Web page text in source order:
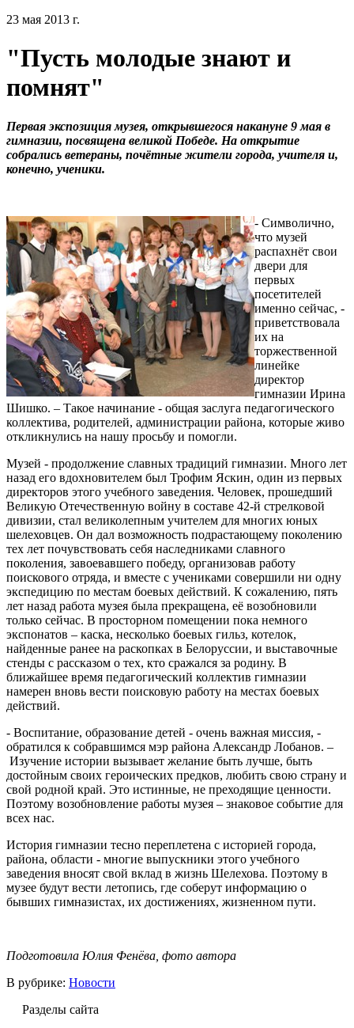
23 мая 2013 г.
"Пусть молодые знают и
помнят"
Первая экспозиция музея, открывшегося накануне 9 мая в
гимназии, посвящена великой Победе. На открытие
собрались ветераны, почётные жители города, учителя и,
конечно, ученики.
- Символично,
что музей
распахнёт свои
двери для
первых
посетителей
именно сейчас, -
приветствовала
их на
торжественной
линейке
директор
гимназии Ирина
Шишко. – Такое начинание - общая заслуга педагогического
коллектива, родителей, администрации района, которые живо
откликнулись на нашу просьбу и помогли.
Музей - продолжение славных традиций гимназии. Много лет
назад его вдохновителем был Трофим Яскин, один из первых
директоров этого учебного заведения. Человек, прошедший
Великую Отечественную войну в составе 42-й стрелковой
дивизии, стал великолепным учителем для многих юных
шелеховцев. Он дал возможность подрастающему поколению
тех лет почувствовать себя наследниками славного
поколения, завоевавшего победу, организовав работу
поискового отряда, и вместе с учениками совершили ни одну
экспедицию по местам боевых действий. К сожалению, пять
лет назад работа музея была прекращена, её возобновили
только сейчас. В просторном помещении пока немного
экспонатов – каска, несколько боевых гильз, котелок,
найденные ранее на раскопках в Белоруссии, и выставочные
стенды с рассказом о тех, кто сражался за родину. В
ближайшее время педагогический коллектив гимназии
намерен вновь вести поисковую работу на местах боевых
действий.
- Воспитание, образование детей - очень важная миссия, -
обратился к собравшимся мэр района Александр Лобанов. –
Изучение истории вызывает желание быть лучше, быть
достойным своих героических предков, любить свою страну и
свой родной край. Это истинные, не преходящие ценности.
Поэтому возобновление работы музея – знаковое событие для
всех нас.
История гимназии тесно переплетена с историей города,
района, области - многие выпускники этого учебного
заведения вносят свой вклад в жизнь Шелехова. Поэтому в
музее будут вести летопись, где соберут информацию о
бывших гимназистах, их достижениях, жизненном пути.
Подготовила Юлия Фенёва, фото автора
В рубрике: Новости
Разделы сайта